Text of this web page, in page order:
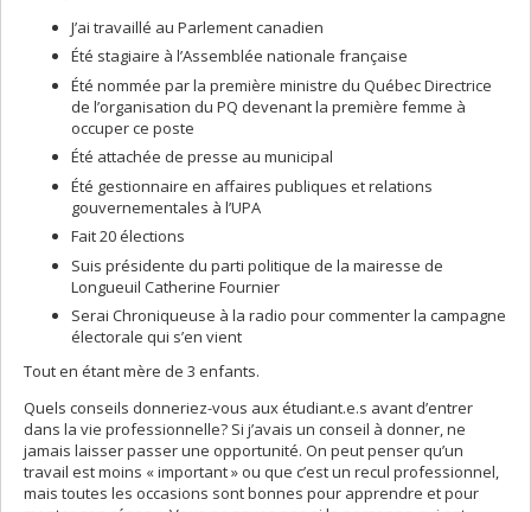
J’ai travaillé au Parlement canadien
Été stagiaire à l’Assemblée nationale française
Été nommée par la première ministre du Québec Directrice
de l’organisation du PQ devenant la première femme à
occuper ce poste
Été attachée de presse au municipal
Été gestionnaire en affaires publiques et relations
gouvernementales à l’UPA
Fait 20 élections
Suis présidente du parti politique de la mairesse de
Longueuil Catherine Fournier
Serai Chroniqueuse à la radio pour commenter la campagne
électorale qui s’en vient
Tout en étant mère de 3 enfants.
Quels conseils donneriez-vous aux étudiant.e.s avant d’entrer
dans la vie professionnelle? Si j’avais un conseil à donner, ne
jamais laisser passer une opportunité. On peut penser qu’un
travail est moins « important » ou que c’est un recul professionnel,
mais toutes les occasions sont bonnes pour apprendre et pour